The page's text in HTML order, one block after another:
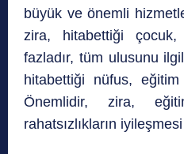
büyük ve önemli
zira, hitabettiği çocuk,
fazladır, tüm ulusunu
hitabettiği nüfus,
Önemlidir, zira,
rahatsızlıkların